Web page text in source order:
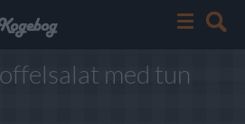
med tun